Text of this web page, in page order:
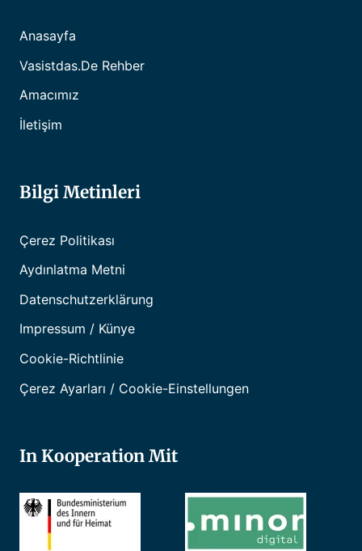
Anasayfa
Vasistdas.de Rehber
Amacımız
İletişim
Bilgi Metinleri
Çerez Politikası
Aydınlatma Metni
Datenschutzerklärung
Impressum / Künye
Cookie-Richtlinie
Çerez Ayarları / Cookie-Einstellungen
In Kooperation Mit